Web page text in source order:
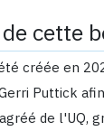
cette
créée en
Puttick
de l'UQ,